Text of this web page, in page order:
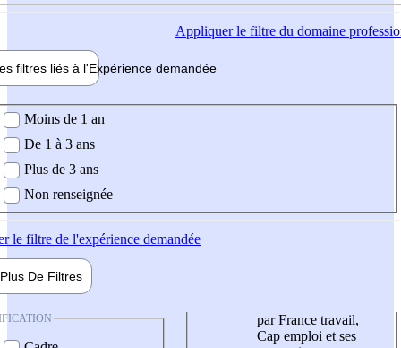
Appliquerle filtre du domaine
filtres liés à l'Expérience demandée
demandée
Moins de 1 an
De 1 à 3 ans
Plus de 3 ans
Non renseignée
le filtre de l'expérience demandée
Plus De Filtres
par France travail,
Cap emploi et ses